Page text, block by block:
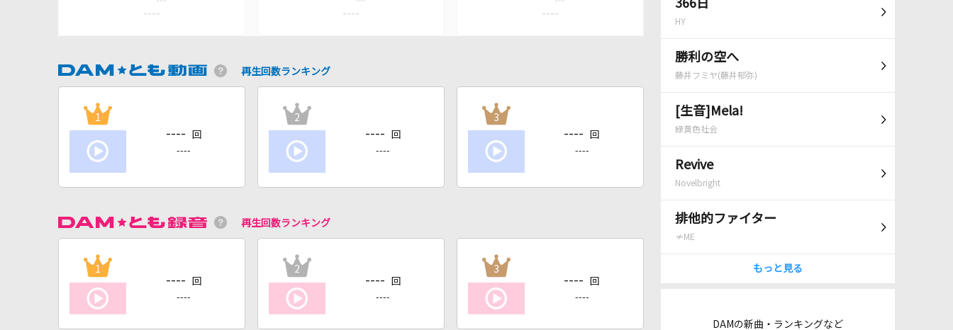
366日
HY
勝利の空へ
藤井フミヤ(藤井郁弥)
[生音]Mela!
緑黄色社会
Revive
Novelbright
排他的ファイター
≠ME
もっと見る
DAMの新曲・ランキングなど
----
----
----
再生回数ランキング
1
---- 回
----
2
---- 回
----
3
---- 回
----
再生回数ランキング
1
---- 回
----
2
---- 回
----
3
---- 回
----